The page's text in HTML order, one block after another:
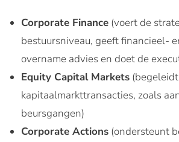
Corporate Finance (voert de
bestuursniveau, geeft financieel-
overname advies en doet de
Equity Capital Markets
kapitaalmarkttransacties, zoals
beursgangen)
Corporate Actions (ondersteunt